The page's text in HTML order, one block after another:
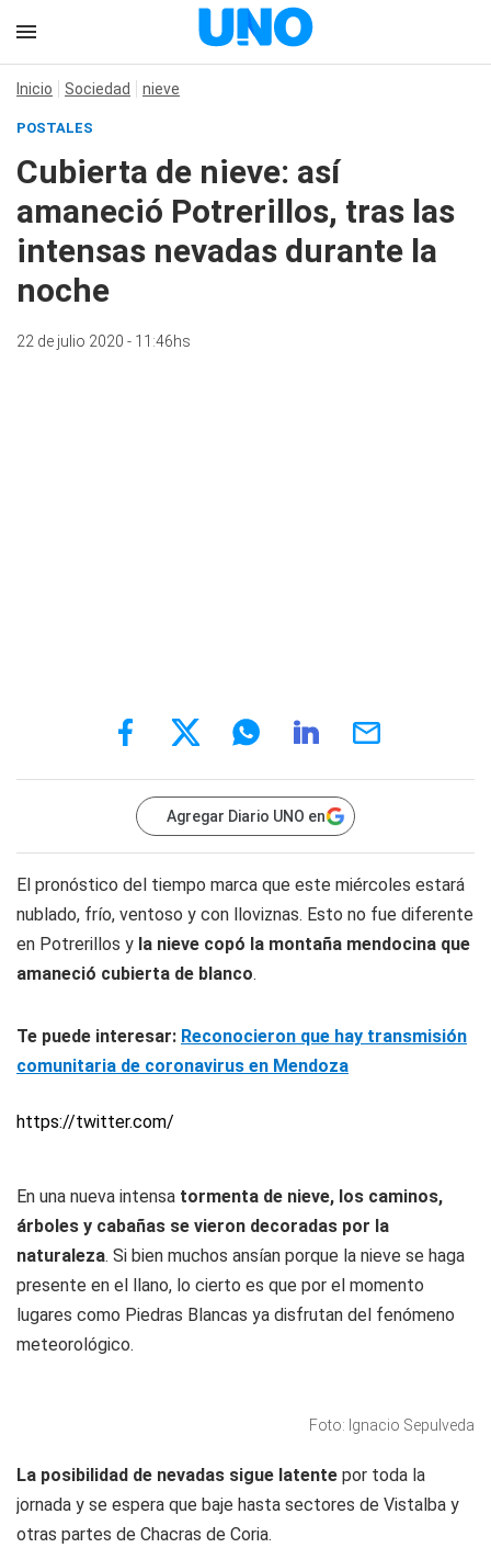
Inicio Sociedad nieve
POSTALES
Cubierta de nieve: así
amaneció Potrerillos, tras las
intensas nevadas durante la
noche
22 de julio 2020 - 11:46hs
Agregar Diario UNO en
El pronóstico del tiempo marca que este miércoles estará
nublado, frío, ventoso y con lloviznas. Esto no fue diferente
en Potrerillos y la nieve copó la montaña mendocina que
amaneció cubierta de blanco.
Te puede interesar: Reconocieron que hay transmisión
comunitaria de coronavirus en Mendoza
https://twitter.com/
En una nueva intensa tormenta de nieve, los caminos,
árboles y cabañas se vieron decoradas por la
naturaleza. Si bien muchos ansían porque la nieve se haga
presente en el llano, lo cierto es que por el momento
lugares como Piedras Blancas ya disfrutan del fenómeno
meteorológico.
Foto: Ignacio Sepulveda
La posibilidad de nevadas sigue latente por toda la
jornada y se espera que baje hasta sectores de Vistalba y
otras partes de Chacras de Coria.